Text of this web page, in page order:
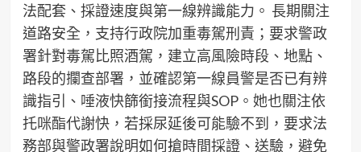
法配套、採證速度與第一線辨識能力。 長期關注
道路安全，支持行政院加重毒駕刑責；要求警政
署針對毒駕比照酒駕，建立高風險時段、地點、
路段的攔查部署，並確認第一線員警是否已有辨
識指引、唾液快篩銜接流程與SOP。她也關注依
托咪酯代謝快，若採尿延後可能驗不到，要求法
務部與警政署說明如何搶時間採證、送驗，避免